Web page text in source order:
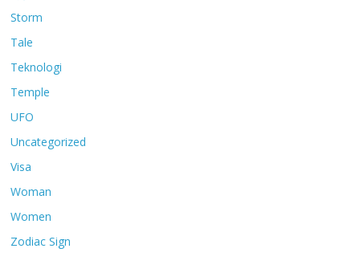
Storm
Tale
Teknologi
Temple
UFO
Uncategorized
Visa
Woman
Women
Zodiac Sign